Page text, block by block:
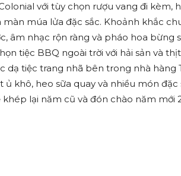
với tùy chọn rượu vang đi kèm,
múa lửa đặc sắc. Khoảnh khắc
âm nhạc rộn ràng và pháo hoa bừng
tiệc BBQ ngoài trời với hải sản và
dạ tiệc trang nhã bên trong nhà hàng
khô, heo sữa quay và nhiều món đặc
lại năm cũ và đón chào năm mới